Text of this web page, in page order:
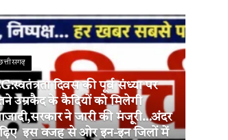
दिवस की पूर्व संध्या पर
उम्रकैद के कैदियों को मिलेगी
ने जारी की मंजूरी…अंदर
इस वजह से ओर इन-इन जिलों में